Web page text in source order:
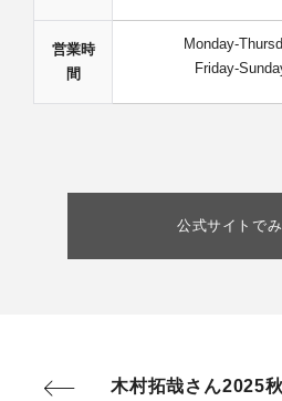
営業時
間
Monday-
Friday-
公式サイトで
木村拓哉さん2025